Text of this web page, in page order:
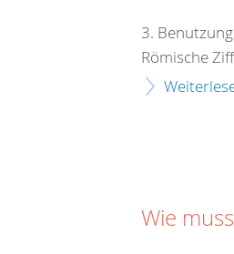
3.
Römische
Wie